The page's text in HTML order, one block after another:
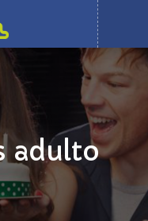
adulto